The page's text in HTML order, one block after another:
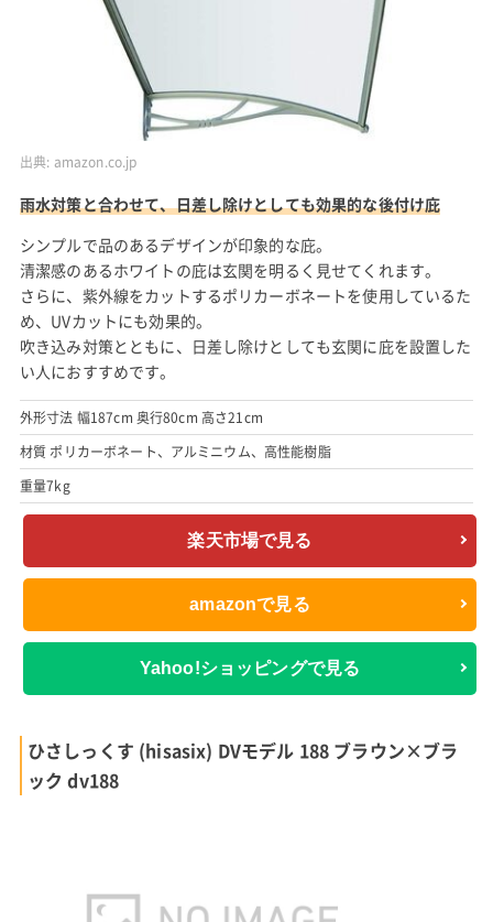
出典: amazon.co.jp
雨水対策と合わせて、日差し除けとしても効果的な後付け庇
シンプルで品のあるデザインが印象的な庇。
清潔感のあるホワイトの庇は玄関を明るく見せてくれます。
さらに、紫外線をカットするポリカーボネートを使用しているた
め、UVカットにも効果的。
吹き込み対策とともに、日差し除けとしても玄関に庇を設置した
い人におすすめです。
外形寸法 幅187cm 奥行80cm 高さ21cm
材質 ポリカーボネート、アルミニウム、高性能樹脂
重量7kg
楽天市場で見る
amazonで見る
Yahoo!ショッピングで見る
ひさしっくす (hisasix) DVモデル 188 ブラウン×ブラ
ック dv188